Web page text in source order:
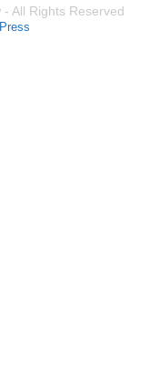
All Rights Reserved